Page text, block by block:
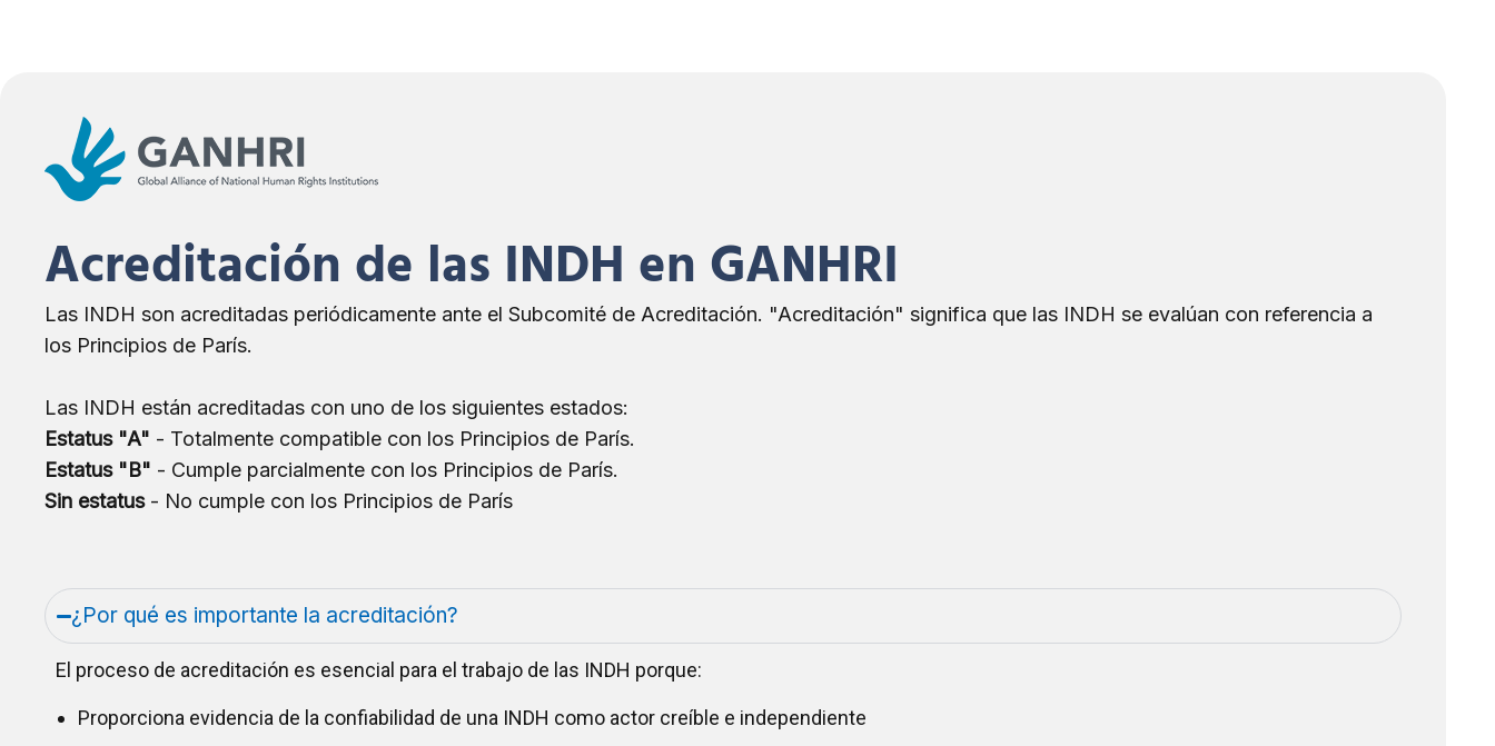
Acreditación de las INDH en GANHRI
Las INDH son acreditadas periódicamente ante el Subcomité de Acreditación. "Acreditación" significa que las INDH se evalúan con referencia a
los Principios de París.
Las INDH están acreditadas con uno de los siguientes estados:
Estatus "A" - Totalmente compatible con los Principios de París.
Estatus "B" - Cumple parcialmente con los Principios de París.
Sin estatus- No cumple con los Principios de París
¿Por qué es importante la acreditación?
El proceso de acreditación es esencial para el trabajo de las INDH porque:
Proporciona evidencia de la confiabilidad de una INDH como actor creíble e independiente